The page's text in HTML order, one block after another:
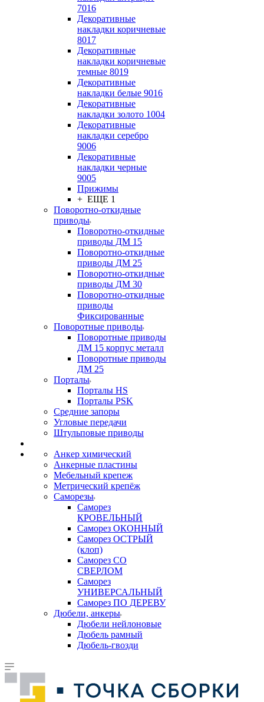
7016
Декоративные
накладки коричневые
8017
Декоративные
накладки коричневые
темные 8019
Декоративные
накладки белые 9016
Декоративные
накладки золото 1004
Декоративные
накладки серебро
9006
Декоративные
накладки черные
9005
Прижимы
+ ЕЩЕ 1
Поворотно-откидные
приводы
Поворотно-откидные
приводы ДМ 15
Поворотно-откидные
приводы ДМ 25
Поворотно-откидные
приводы ДМ 30
Поворотно-откидные
приводы
Фиксированные
Поворотные приводы
Поворотные приводы
ДМ 15 корпус металл
Поворотные приводы
ДМ 25
Порталы
Порталы HS
Порталы PSK
Средние запоры
Угловые передачи
Штульповые приводы
Анкер химический
Анкерные пластины
Мебельный крепеж
Метрический крепёж
Саморезы
Саморез
КРОВЕЛЬНЫЙ
Саморез ОКОННЫЙ
Саморез ОСТРЫЙ
(клоп)
Саморез СО
СВЕРЛОМ
Саморез
УНИВЕРСАЛЬНЫЙ
Саморез ПО ДЕРЕВУ
Дюбели, анкеры
Дюбели нейлоновые
Дюбель рамный
Дюбель-гвозди